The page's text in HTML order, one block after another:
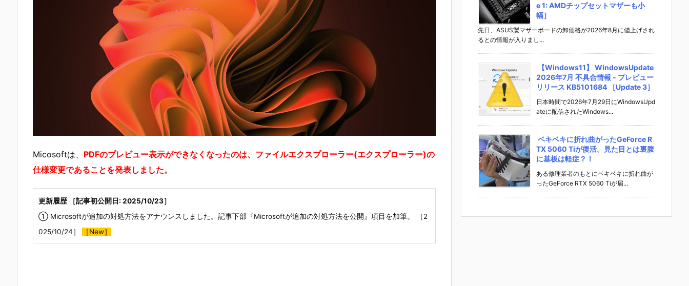
Micosoftは、 PDFのプレビュー表示ができなくなったのは、ファイルエクスプローラー(エクスプローラー)の
仕様変更であることを発表しました。
更新履歴 ［記事初公開日: 2025/10/23］
① Microsoftが追加の対処方法をアナウンスしました。記事下部『Microsoftが追加の対処方法を公開』項目を加筆。 ［2
025/10/24］
［New］
e 1: AMDチップセットマザーも小
幅］
先日、ASUS製マザーボードの卸価格が2026年8月に値上げされ
るとの情報が入りまし...
【Windows11】 WindowsUpdate
2026年7月 不具合情報 - プレビュー
リリース KB5101684 ［Update 3］
日本時間で2026年7月29日にWindowsUpd
ateに配信されたWindows...
ベキベキに折れ曲がったGeForce R
TX 5060 Tiが復活。見た目とは裏腹
に基板は軽症？！
ある修理業者のもとにベキベキに折れ曲が
ったGeForce RTX 5060 Tiが届...